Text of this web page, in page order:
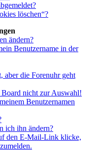
löschen“?
ändern?
Benutzername in der
aber die Forenuhr geht
Board nicht zur Auswahl!
Benutzernamen
ich ihn ändern?
den E-Mail-Link klicke,